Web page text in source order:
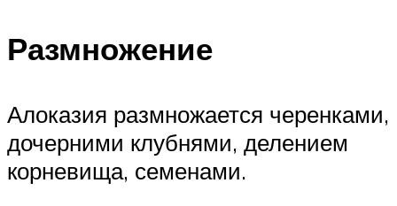
Размножение
Алоказия размножается черенками,
дочерними клубнями, делением
корневища, семенами.